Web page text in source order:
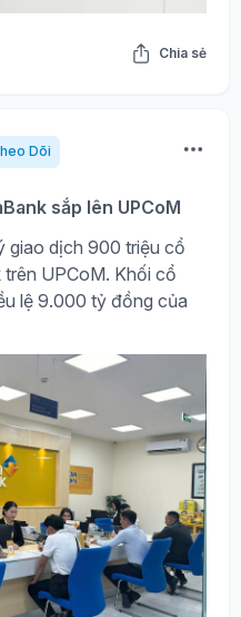
Chia sẻ
Dõi
sắp lên UPCoM
giao dịch 900 triệu cổ
UPCoM. Khối cổ
lệ 9.000 tỷ đồng của